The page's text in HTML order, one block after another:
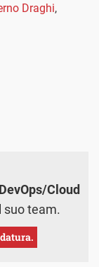
Draghi,
Cloud
suo team.